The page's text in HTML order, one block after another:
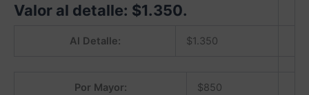
Valor al detalle: $1.350.
Al Detalle: $1.350
Por Mayor: $850